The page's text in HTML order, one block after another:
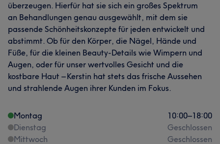
überzeugen. Hierfür hat sie sich ein großes Spektrum
an Behandlungen genau ausgewählt, mit dem sie
passende Schönheitskonzepte für jeden entwickelt und
abstimmt. Ob für den Körper, die Nägel, Hände und
Füße, für die kleinen Beauty-Details wie Wimpern und
Augen, oder für unser wertvolles Gesicht und die
kostbare Haut – Kerstin hat stets das frische Aussehen
und strahlende Augen ihrer Kunden im Fokus.
Montag 10:00–18:00
Dienstag
Geschlossen
Mittwoch
Geschlossen